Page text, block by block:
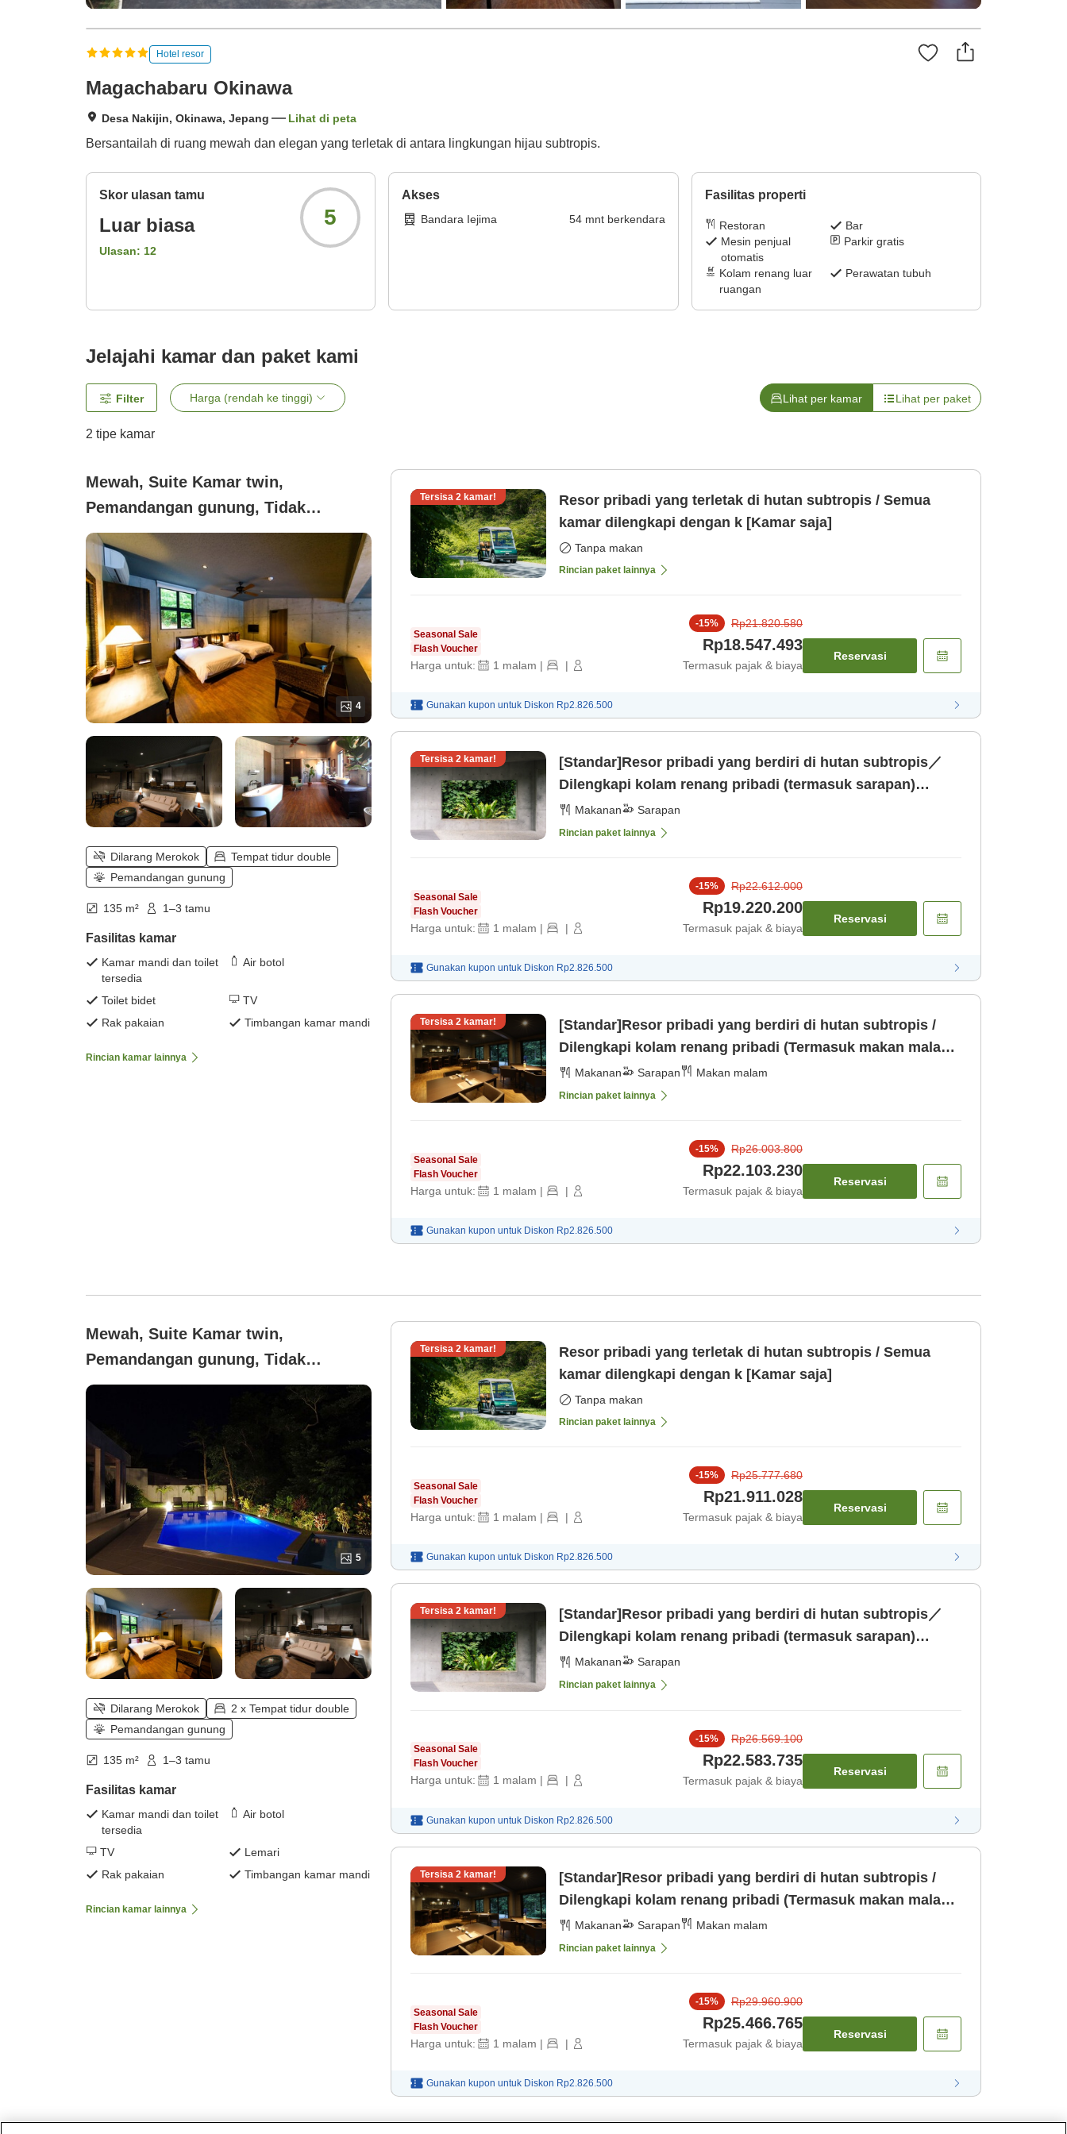
Hotel resor
Magachabaru Okinawa
Desa Nakijin, Okinawa, Jepang Lihat di peta
Bersantailah di ruang mewah dan elegan yang terletak di antara lingkungan hijau subtropis.
Skor ulasan tamu
Luar biasa
Ulasan: 12
5
Akses
Bandara Iejima 54mnt berkendara
Fasilitas properti
Restoran
Bar
Mesin penjual
otomatis
Parkir gratis
Kolam renang luar
ruangan
Perawatan tubuh
Jelajahi kamar dan paket kami
Filter Harga (rendah ke tinggi) Lihat per kamar Lihat per paket
2 tipe kamar
Mewah, Suite Kamar twin,
Pemandangan gunung, Tidak
merokok (【Kolam Renang Suhu
Ruangan】1 Kamar Tidur (1–3
Orang))
4
Dilarang Merokok
Tempat tidur double
Pemandangan gunung
135 m² 1–3 tamu
Fasilitas kamar
Kamar mandi dan toilet
tersedia
Air botol
Toilet bidet
TV
Rak pakaian
Timbangan kamar mandi
Rincian kamar lainnya
Tersisa 2 kamar!
Resor pribadi yang terletak di hutan subtropis / Semua
kamar dilengkapi dengan k [Kamar saja]
Tanpa makan
Rincian paket lainnya
Seasonal Sale
Flash Voucher
Harga untuk: 1 malam | |
-15% Rp21.820.580
Rp18.547.493
Termasuk pajak & biaya
Reservasi
Gunakan kupon untuk Diskon Rp2.826.500
Tersisa 2 kamar!
[Standar]Resor pribadi yang berdiri di hutan subtropis／
Dilengkapi kolam renang pribadi (termasuk sarapan)
202602〜 [Sarapan]
Makanan Sarapan
Rincian paket lainnya
Seasonal Sale
Flash Voucher
Harga untuk: 1 malam | |
-15% Rp22.612.000
Rp19.220.200
Termasuk pajak & biaya
Reservasi
Gunakan kupon untuk Diskon Rp2.826.500
Tersisa 2 kamar!
[Standar]Resor pribadi yang berdiri di hutan subtropis /
Dilengkapi kolam renang pribadi (Termasuk makan malam
dan sarapan) 202602 [Makan malam] [Sarapan]
Makanan Sarapan Makan malam
Rincian paket lainnya
Seasonal Sale
Flash Voucher
Harga untuk: 1 malam | |
-15% Rp26.003.800
Rp22.103.230
Termasuk pajak & biaya
Reservasi
Gunakan kupon untuk Diskon Rp2.826.500
Mewah, Suite Kamar twin,
Pemandangan gunung, Tidak
merokok (【Kolam Renang Air
Hangat】1 Kamar Tidur (1～3 Orang))
5
Dilarang Merokok
2 x Tempat tidur double
Pemandangan gunung
135 m² 1–3 tamu
Fasilitas kamar
Kamar mandi dan toilet
tersedia
Air botol
TV
Lemari
Rak pakaian
Timbangan kamar mandi
Rincian kamar lainnya
Tersisa 2 kamar!
Resor pribadi yang terletak di hutan subtropis / Semua
kamar dilengkapi dengan k [Kamar saja]
Tanpa makan
Rincian paket lainnya
Seasonal Sale
Flash Voucher
Harga untuk: 1 malam | |
-15% Rp25.777.680
Rp21.911.028
Termasuk pajak & biaya
Reservasi
Gunakan kupon untuk Diskon Rp2.826.500
Tersisa 2 kamar!
[Standar]Resor pribadi yang berdiri di hutan subtropis／
Dilengkapi kolam renang pribadi (termasuk sarapan)
202602〜 [Sarapan]
Makanan Sarapan
Rincian paket lainnya
Seasonal Sale
Flash Voucher
Harga untuk: 1 malam | |
-15% Rp26.569.100
Rp22.583.735
Termasuk pajak & biaya
Reservasi
Gunakan kupon untuk Diskon Rp2.826.500
Tersisa 2 kamar!
[Standar]Resor pribadi yang berdiri di hutan subtropis /
Dilengkapi kolam renang pribadi (Termasuk makan malam
dan sarapan) 202602 [Makan malam] [Sarapan]
Makanan Sarapan Makan malam
Rincian paket lainnya
Seasonal Sale
Flash Voucher
Harga untuk: 1 malam | |
-15% Rp29.960.900
Rp25.466.765
Termasuk pajak & biaya
Reservasi
Gunakan kupon untuk Diskon Rp2.826.500